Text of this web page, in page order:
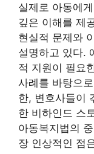
실제로 아동에
깊은 이해를 제
현실적 문제와
설명하고 있다.
적 지원이 필요
사례를 바탕으
한, 변호사들이
한 비하인드 스
아동복지법의
장 인상적인 점